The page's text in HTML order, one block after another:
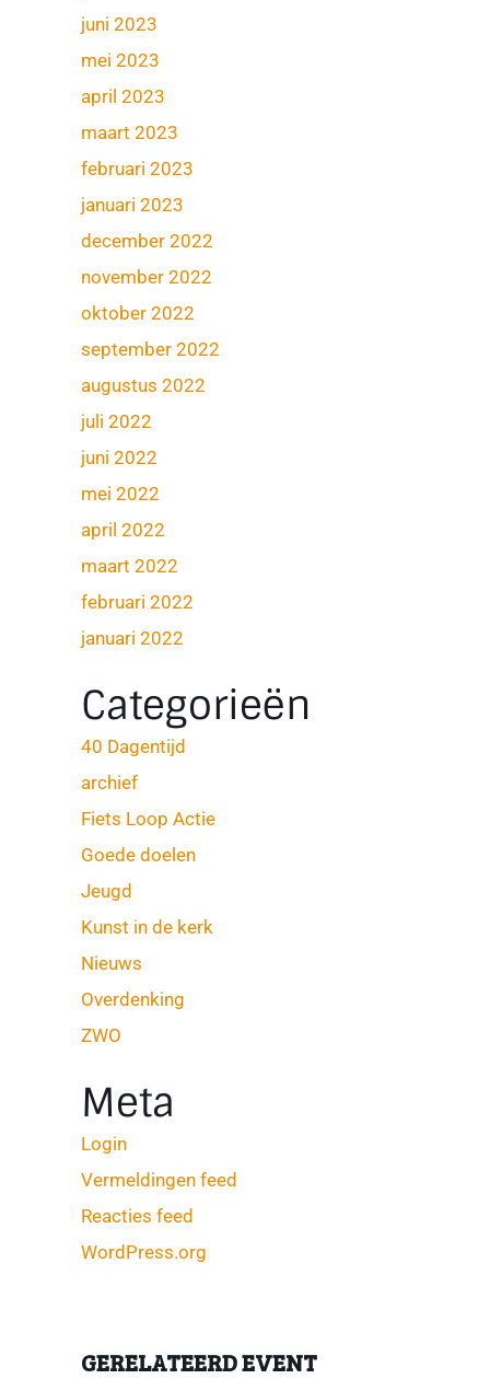
juni 2023
mei 2023
april 2023
maart 2023
februari 2023
januari 2023
december 2022
november 2022
oktober 2022
september 2022
augustus 2022
juli 2022
juni 2022
mei 2022
april 2022
maart 2022
februari 2022
januari 2022
Categorieën
40 Dagentijd
archief
Fiets Loop Actie
Goede doelen
Jeugd
Kunst in de kerk
Nieuws
Overdenking
ZWO
Meta
Login
Vermeldingen feed
Reacties feed
WordPress.org
GERELATEERD EVENT